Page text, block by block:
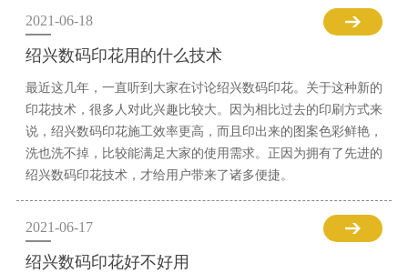
2021-06-18
绍兴数码印花用的什么技术
最近这几年，一直听到大家在讨论绍兴数码印花。关于这种新的
印花技术，很多人对此兴趣比较大。因为相比过去的印刷方式来
说，绍兴数码印花施工效率更高，而且印出来的图案色彩鲜艳，
洗也洗不掉，比较能满足大家的使用需求。正因为拥有了先进的
绍兴数码印花技术，才给用户带来了诸多便捷。
2021-06-17
绍兴数码印花好不好用